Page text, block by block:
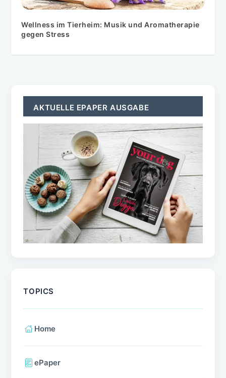
Wellness im Tierheim: Musik und Aromatherapie
gegen Stress
AKTUELLE EPAPER AUSGABE
TOPICS
Home
ePaper